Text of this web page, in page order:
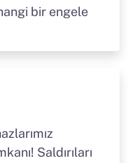
bir engele
Saldırıları